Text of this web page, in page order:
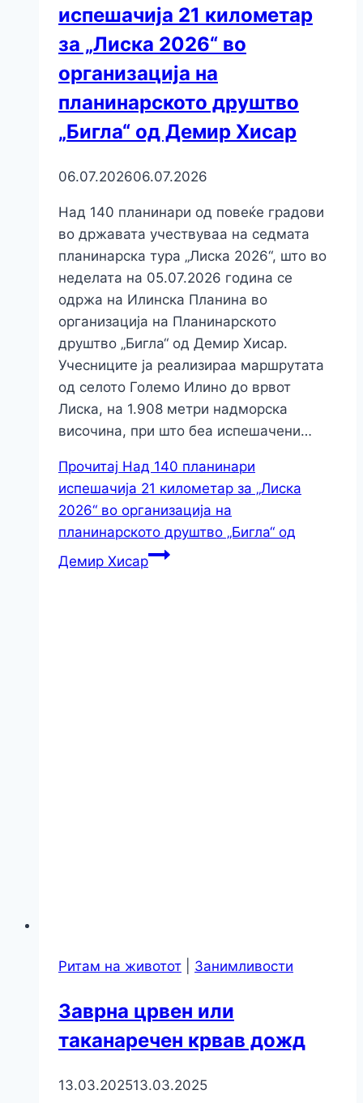
испешачија 21 километар
за „Лиска 2026“ во
организација на
планинарското друштво
„Бигла“ од Демир Хисар
06.07.202606.07.2026
Над 140 планинари од повеќе градови
во државата учествуваа на седмата
планинарска тура „Лиска 2026“, што во
неделата на 05.07.2026 година се
одржа на Илинска Планина во
организација на Планинарското
друштво „Бигла“ од Демир Хисар.
Учесниците ја реализираа маршрутата
од селото Големо Илино до врвот
Лиска, на 1.908 метри надморска
височина, при што беа испешачени…
Прочитај Над 140 планинари
испешачија 21 километар за „Лиска
2026“ во организација на
планинарското друштво „Бигла“ од
Демир Хисар
Ритам на животот Занимливости
Заврна црвен или
таканаречен крвав дожд
13.03.202513.03.2025